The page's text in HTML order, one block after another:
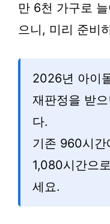
만 6천 가구로
으니, 미리 준비
2026년 아이
재판정을 받
다.
기존 960시간
1,080시간으
세요.